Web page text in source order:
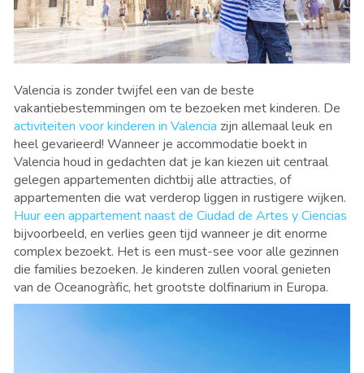
Valencia is zonder twijfel een van de beste
vakantiebestemmingen om te bezoeken met kinderen. De
activiteiten voor kinderen in Valencia zijn allemaal leuk en
heel gevarieerd! Wanneer je accommodatie boekt in
Valencia houd in gedachten dat je kan kiezen uit centraal
gelegen appartementen dichtbij alle attracties, of
appartementen die wat verderop liggen in rustigere wijken.
Huur een appartement naast de Ciudad de Artes y Ciencias
bijvoorbeeld, en verlies geen tijd wanneer je dit enorme
complex bezoekt. Het is een must-see voor alle gezinnen
die families bezoeken. Je kinderen zullen vooral genieten
van de Oceanogràfic, het grootste dolfinarium in Europa.